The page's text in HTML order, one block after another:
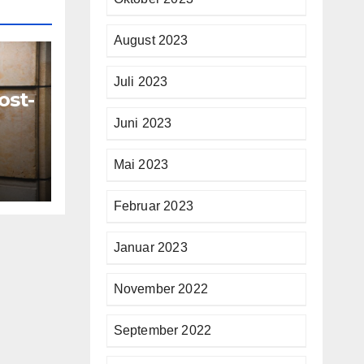
August 2023
Juli 2023
Juni 2023
Mai 2023
Februar 2023
Januar 2023
November 2022
September 2022